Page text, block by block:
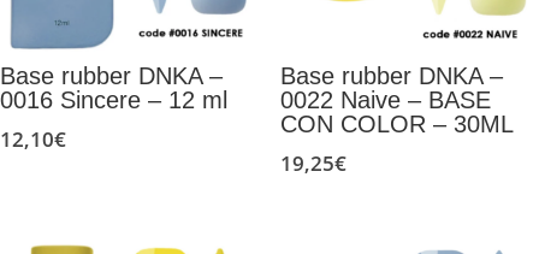
Base rubber DNKA –
0016 Sincere – 12 ml
12,10€
Base rubber DNKA –
0022 Naive – BASE
CON COLOR – 30ML
19,25€